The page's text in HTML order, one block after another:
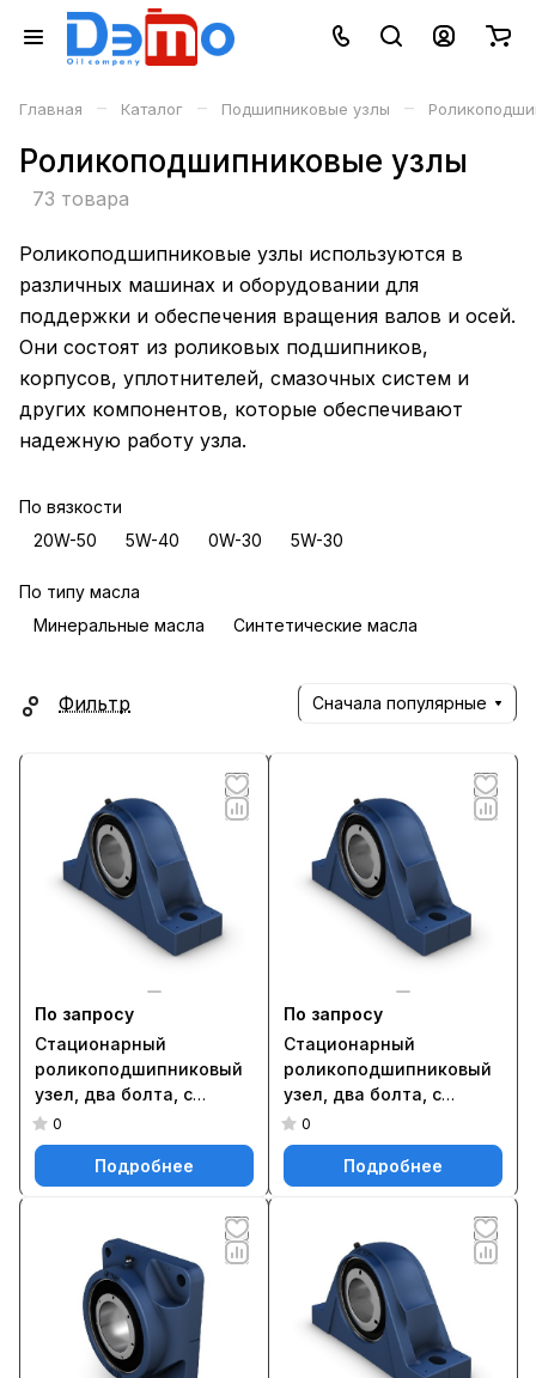
Главная – Каталог – Подшипниковые узлы –
Роликоподшипниковые узлы
73 товара
Роликоподшипниковые узлы используются в
различных машинах и оборудовании для
поддержки и обеспечения вращения валов и осей.
Они состоят из роликовых подшипников,
корпусов, уплотнителей, смазочных систем и
других компонентов, которые обеспечивают
надежную работу узла.
По вязкости
20W-50
5W-40 0W-30 5W-30
По типу масла
Минеральные масла
Синтетические масла
Фильтр Сначала популярные
По запросу
Стационарный
роликоподшипниковый
узел, два болта, с
фиксацией методом
SKF ConCentra SYNT 55 F
0
Подробнее
По запросу
Стационарный
роликоподшипниковый
узел, два болта, с
фиксацией методом
SKF ConCentra SYNT 65 L
0
Подробнее